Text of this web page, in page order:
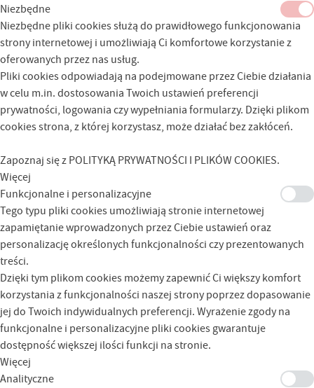
Niezbędne
Niezbędne pliki cookies służą do prawidłowego funkcjonowania
strony internetowej i umożliwiają Ci komfortowe korzystanie z
oferowanych przez nas usług.
Pliki cookies odpowiadają na podejmowane przez Ciebie działania
w celu m.in. dostosowania Twoich ustawień preferencji
prywatności, logowania czy wypełniania formularzy. Dzięki plikom
cookies strona, z której korzystasz, może działać bez zakłóceń.
Zapoznaj się z POLITYKĄ PRYWATNOŚCI I PLIKÓW COOKIES.
Więcej
Funkcjonalne i personalizacyjne
Tego typu pliki cookies umożliwiają stronie internetowej
zapamiętanie wprowadzonych przez Ciebie ustawień oraz
personalizację określonych funkcjonalności czy prezentowanych
treści.
Dzięki tym plikom cookies możemy zapewnić Ci większy komfort
korzystania z funkcjonalności naszej strony poprzez dopasowanie
jej do Twoich indywidualnych preferencji. Wyrażenie zgody na
funkcjonalne i personalizacyjne pliki cookies gwarantuje
dostępność większej ilości funkcji na stronie.
Więcej
Analityczne